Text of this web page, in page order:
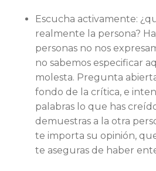
Escucha activamente:
realmente la persona?
personas no nos
no sabemos especificar
molesta. Pregunta
fondo de la crítica, e
palabras lo que has
demuestras a la otra
te importa su opinión,
te aseguras de haber